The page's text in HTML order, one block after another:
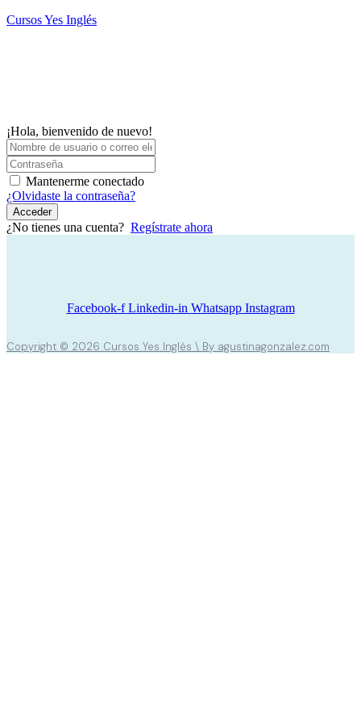
Saltar
Cursos Yes Inglés
¡Hola, bienvenido de nuevo!
Mantenerme conectado
¿Olvidaste la contraseña?
Acceder
¿No tienes una cuenta? Regístrate ahora
Facebook-f Linkedin-in Whatsapp Instagram
Copyright © 2026 Cursos Yes Inglés \ By agustinagonzalez.com